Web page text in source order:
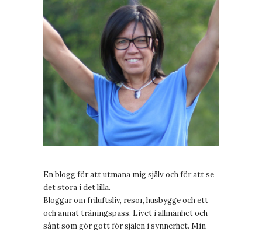
En blogg för att utmana mig själv och för att se
det stora i det lilla.
Bloggar om friluftsliv, resor, husbygge och ett
och annat träningspass. Livet i allmänhet och
sånt som gör gott för själen i synnerhet. Min